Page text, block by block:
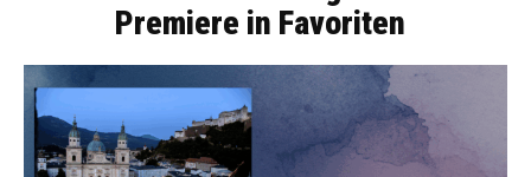
Premiere in Favoriten